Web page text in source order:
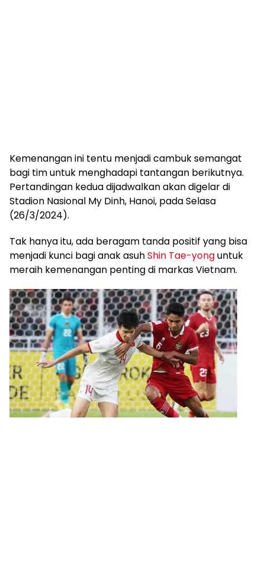
Kemenangan ini tentu menjadi cambuk semangat
bagi tim untuk menghadapi tantangan berikutnya.
Pertandingan kedua dijadwalkan akan digelar di
Stadion Nasional My Dinh, Hanoi, pada Selasa
(26/3/2024).
Tak hanya itu, ada beragam tanda positif yang bisa
menjadi kunci bagi anak asuhShin Tae-yonguntuk
meraih kemenangan penting di markas Vietnam.